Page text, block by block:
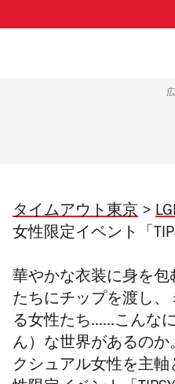
タイムアウト東京 >
女性限定イベント「
華やかな衣装に身を
たちにチップを渡し
る女性たち……こんな
ん）な世界があるの
クシュアル女性を主